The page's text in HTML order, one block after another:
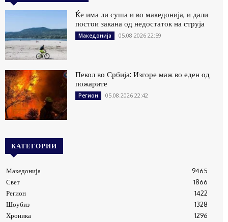
Ќе има ли суша и во македонија, и дали
постои закана од недостаток на струја
Македонија 05.08.2026 22:59
Пекол во Србија: Изгоре маж во еден од
пожарите
Регион 05.08.2026 22:42
КАТЕГОРИИ
Македонија
9465
Свет
1866
Регион
1422
Шоубиз
1328
Хроника
1296